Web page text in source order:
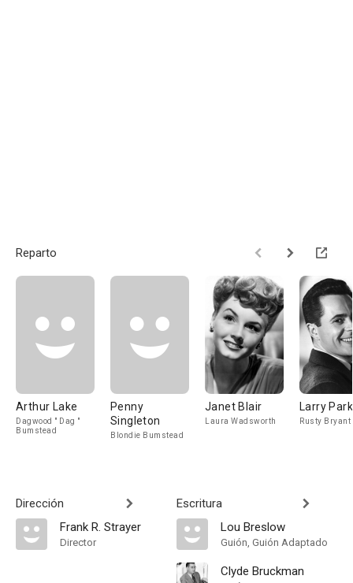
Reparto
Arthur Lake
Dagwood " Dag "
Bumstead
Penny
Singleton
Blondie Bumstead
Janet Blair
Laura Wadsworth
Larry
Rusty Bryant
Dirección
Frank R. Strayer
Director
Escritura
Lou Breslow
Guión, Guión Adaptado
Clyde Bruckman